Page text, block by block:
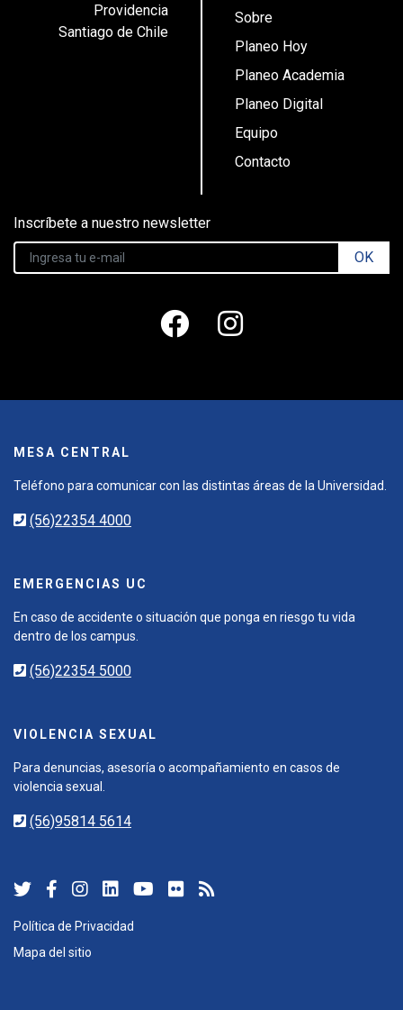
Providencia
Santiago de Chile
Sobre
Planeo Hoy
Planeo Academia
Planeo Digital
Equipo
Contacto
Inscríbete a nuestro newsletter
OK
MESA CENTRAL
Teléfono para comunicar con las distintas áreas de la Universidad.
(56)22354 4000
EMERGENCIAS UC
En caso de accidente o situación que ponga en riesgo tu vida
dentro de los campus.
(56)22354 5000
VIOLENCIA SEXUAL
Para denuncias, asesoría o acompañamiento en casos de
violencia sexual.
(56)95814 5614
Política de Privacidad
Mapa del sitio